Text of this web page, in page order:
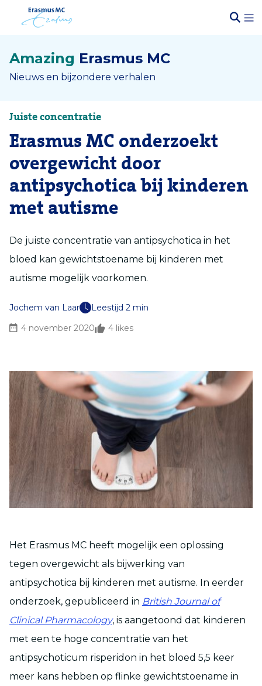
Amazing Erasmus MC
Nieuws en bijzondere verhalen
Juiste concentratie
Erasmus MC onderzoekt
overgewicht door
antipsychotica bij kinderen
met autisme
De juiste concentratie van antipsychotica in het
bloed kan gewichtstoename bij kinderen met
autisme mogelijk voorkomen.
Jochem van Laar
Leestijd 2 min
4 november 2020
4 likes
Het Erasmus MC heeft mogelijk een oplossing
tegen overgewicht als bijwerking van
antipsychotica bij kinderen met autisme. In eerder
onderzoek, gepubliceerd in British Journal of
Clinical Pharmacology, is aangetoond dat kinderen
met een te hoge concentratie van het
antipsychoticum risperidon in het bloed 5,5 keer
meer kans hebben op flinke gewichtstoename in